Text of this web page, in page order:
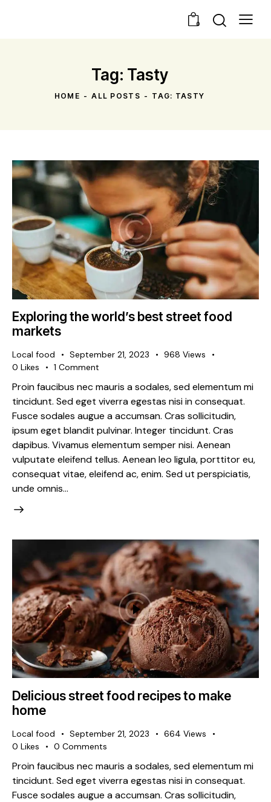
0
Tag: Tasty
HOME ALL POSTS TAG: TASTY
Exploring the world’s best street food
markets
Local food September 21, 2023 968 Views
0 Likes 1 Comment
Proin faucibus nec mauris a sodales, sed elementum mi
tincidunt. Sed eget viverra egestas nisi in consequat.
Fusce sodales augue a accumsan. Cras sollicitudin,
ipsum eget blandit pulvinar. Integer tincidunt. Cras
dapibus. Vivamus elementum semper nisi. Aenean
vulputate eleifend tellus. Aenean leo ligula, porttitor eu,
consequat vitae, eleifend ac, enim. Sed ut perspiciatis,
unde omnis…
Delicious street food recipes to make
home
Local food September 21, 2023 664 Views
0 Likes 0 Comments
Proin faucibus nec mauris a sodales, sed elementum mi
tincidunt. Sed eget viverra egestas nisi in consequat.
Fusce sodales augue a accumsan. Cras sollicitudin,